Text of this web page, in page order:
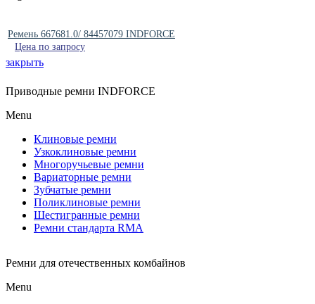
Ремень 667681.0/ 84457079 INDFORCE
Цена по запросу
закрыть
Приводные ремни INDFORCE
Menu
Клиновые ремни
Узкоклиновые ремни
Многоручьевые ремни
Вариаторные ремни
Зубчатые ремни
Поликлиновые ремни
Шестигранные ремни
Ремни стандарта RMA
Ремни для отечественных комбайнов
Menu